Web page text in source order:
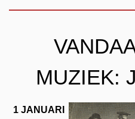
MUZIEK:
1 JANUARI